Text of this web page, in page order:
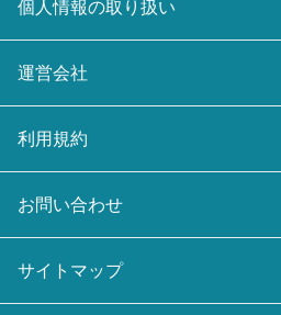
個人情報の取り扱い
運営会社
利用規約
お問い合わせ
サイトマップ